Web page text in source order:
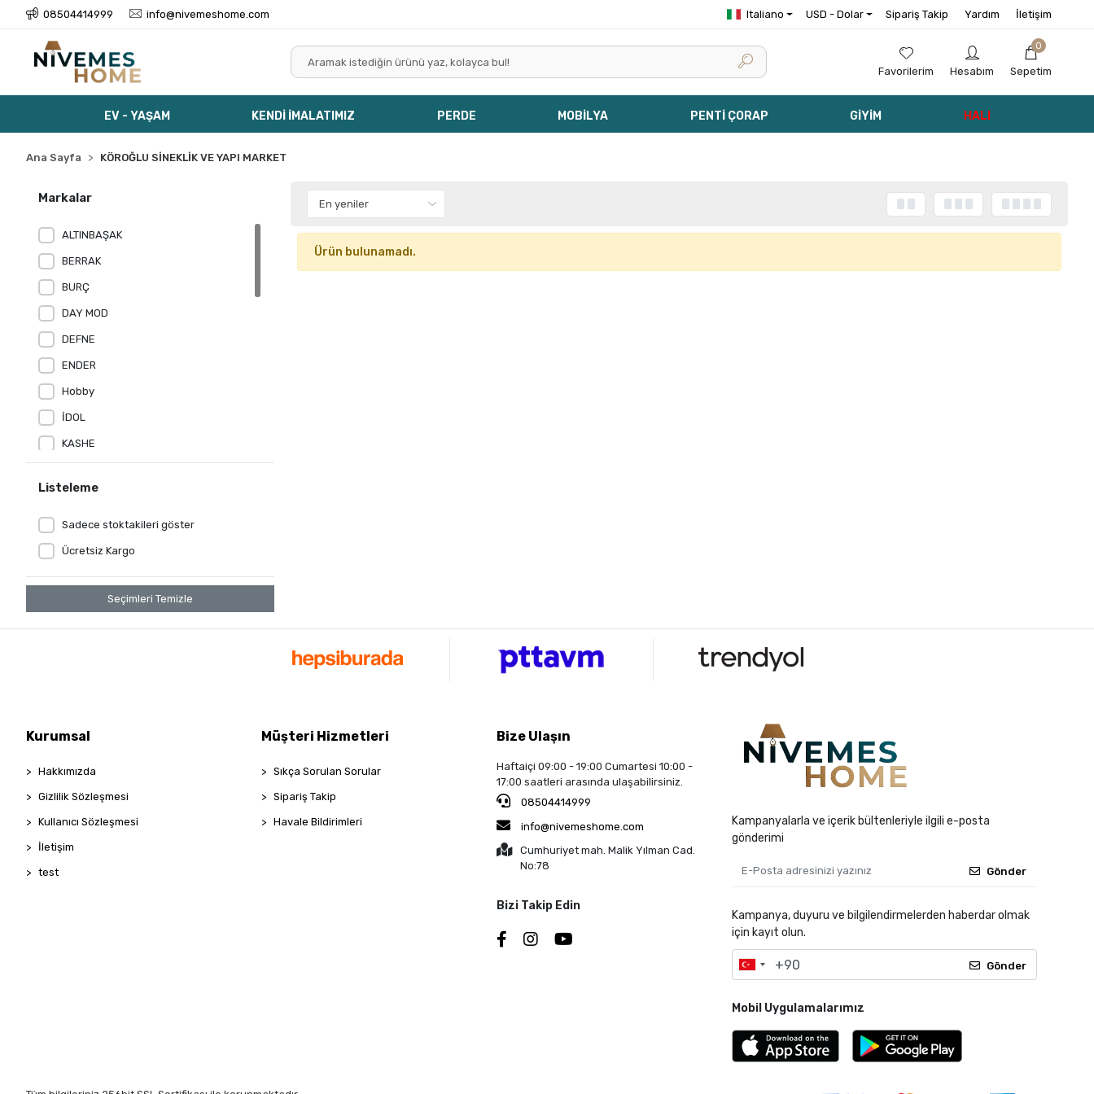
08504414999 info@nivemeshome.com Italiano USD - Dolar Sipariş Takip Yardım İletişim
Favorilerim Hesabım
0
Sepetim
EV - YAŞAM KENDİ İMALATIMIZ PERDE MOBİLYA PENTİ ÇORAP GİYİM HALI
Ana Sayfa KÖROĞLU SİNEKLİK VE YAPI MARKET
Markalar
ALTINBAŞAK
BERRAK
BURÇ
DAY MOD
DEFNE
ENDER
Hobby
İDOL
KASHE
LE JARDİN
MİSS FELİZ
NIGHTLIGHT
NİL MOBİLYA
NİVEMES HOME
NİVEMESHOME
PENTİ
Listeleme
Sadece stoktakileri göster
Ücretsiz Kargo
Seçimleri Temizle
Ürün bulunamadı.
Kurumsal
Hakkımızda
Gizlilik Sözleşmesi
Kullanıcı Sözleşmesi
İletişim
test
Müşteri Hizmetleri
Sıkça Sorulan Sorular
Sipariş Takip
Havale Bildirimleri
Bize Ulaşın
Haftaiçi 09:00 - 19:00 Cumartesi 10:00 -
17:00 saatleri arasında ulaşabilirsiniz.
08504414999
info@nivemeshome.com
Cumhuriyet mah. Malik Yılman Cad.
No:78
Bizi Takip Edin
Kampanyalarla ve içerik bültenleriyle ilgili e-posta
gönderimi
Gönder
Kampanya, duyuru ve bilgilendirmelerden haberdar olmak
için kayıt olun.
Gönder
Mobil Uygulamalarımız